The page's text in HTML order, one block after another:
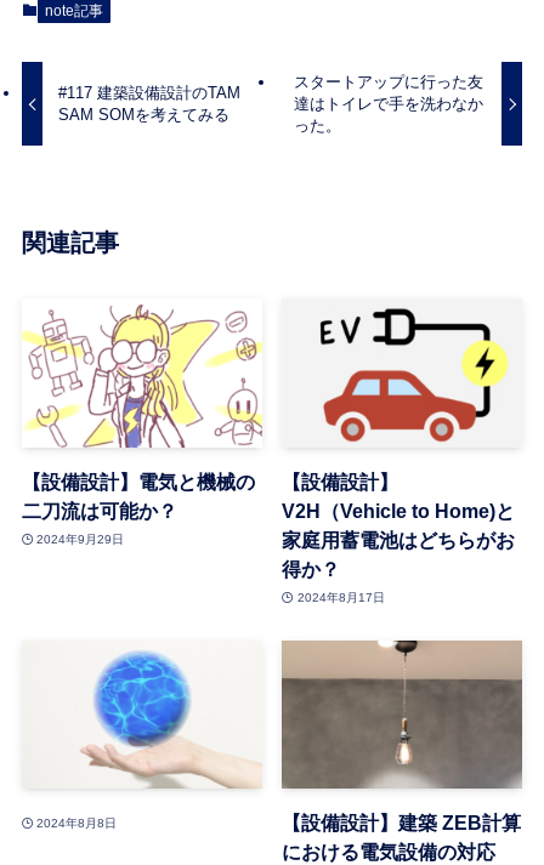
note記事
#117 建築設備設計のTAM
SAM SOMを考えてみる
スタートアップに行った友
達はトイレで手を洗わなか
った。
関連記事
【設備設計】電気と機械の
二刀流は可能か？
2024年9月29日
【設備設計】
V2H（Vehicle to Home)と
家庭用蓄電池はどちらがお
得か？
2024年8月17日
2024年8月8日
【設備設計】建築 ZEB計算
における電気設備の対応